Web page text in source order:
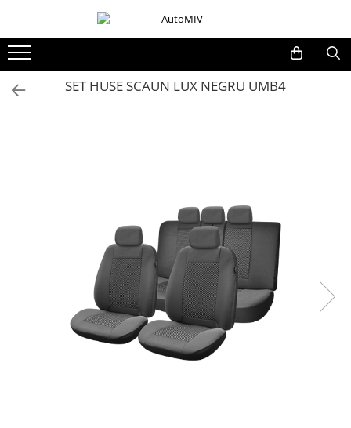
Oferta Saptamanii
Butoane Blocare/Deblocare
Buton Clapeta Rezervor
Buton Portbagaj
Alte Butoane/Comutatoare
Butoane Semnalizare
SET HUSE SCAUN LUX NEGRU UMB4